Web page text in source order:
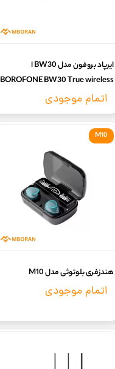
ایرپاد بروفون مدل BW30 ا
BOROFONE BW30 True wireless
stereo headset
اتمام موجودی
هندزفری بلوتوثی مدل M10
اتمام موجودی
M10